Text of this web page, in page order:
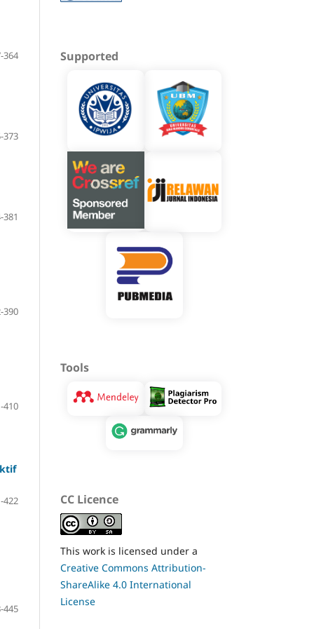
364
373
381
390
410
422
445
Supported
Tools
CC Licence
This work is licensed under a
Creative Commons Attribution-
ShareAlike 4.0 International
License